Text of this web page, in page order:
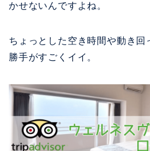
かせないんですよね。
ちょっとした空き時間や動き回
勝手がすごくイイ。